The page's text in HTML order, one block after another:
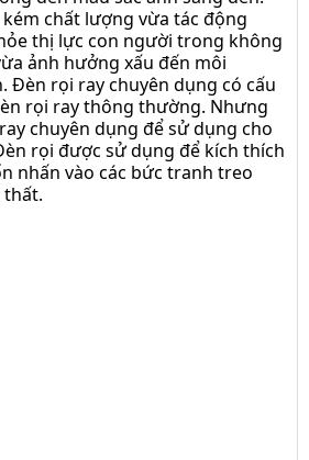
chất lượng vừa tác động
thị lực con người trong không
ảnh hưởng xấu đến môi
Đèn rọi ray chuyên dụng có cấu
rọi ray thông thường. Nhưng
chuyên dụng để sử dụng cho
rọi được sử dụng để kích thích
nhấn vào các bức tranh treo